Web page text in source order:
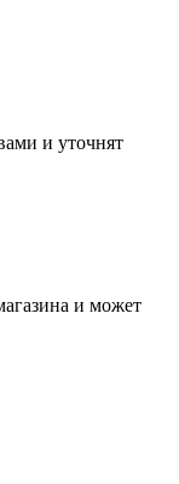
и уточнят
и может